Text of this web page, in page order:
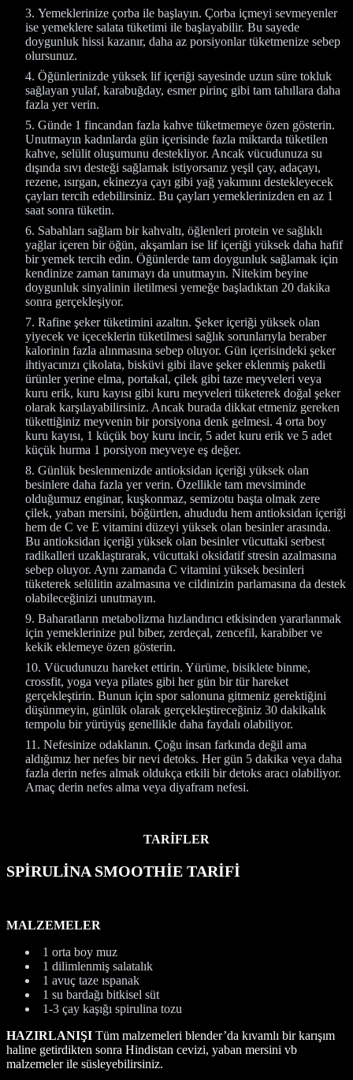
Yemeklerinize çorba ile başlayın. Çorba içmeyi sevmeyenler
ise yemeklere salata tüketimi ile başlayabilir. Bu sayede
doygunluk hissi kazanır, daha az porsiyonlar tüketmenize sebep
olursunuz.
Öğünlerinizde yüksek lif içeriği sayesinde uzun süre tokluk
sağlayan yulaf, karabuğday, esmer pirinç gibi tam tahıllara daha
fazla yer verin.
Günde 1 fincandan fazla kahve tüketmemeye özen gösterin.
Unutmayın kadınlarda gün içerisinde fazla miktarda tüketilen
kahve, selülit oluşumunu destekliyor. Ancak vücudunuza su
dışında sıvı desteği sağlamak istiyorsanız yeşil çay, adaçayı,
rezene, ısırgan, ekinezya çayı gibi yağ yakımını destekleyecek
çayları tercih edebilirsiniz. Bu çayları yemeklerinizden en az 1
saat sonra tüketin.
Sabahları sağlam bir kahvaltı, öğlenleri protein ve sağlıklı
yağlar içeren bir öğün, akşamları ise lif içeriği yüksek daha hafif
bir yemek tercih edin. Öğünlerde tam doygunluk sağlamak için
kendinize zaman tanımayı da unutmayın. Nitekim beyine
doygunluk sinyalinin iletilmesi yemeğe başladıktan 20 dakika
sonra gerçekleşiyor.
Rafine şeker tüketimini azaltın. Şeker içeriği yüksek olan
yiyecek ve içeceklerin tüketilmesi sağlık sorunlarıyla beraber
kalorinin fazla alınmasına sebep oluyor. Gün içerisindeki şeker
ihtiyacınızı çikolata, bisküvi gibi ilave şeker eklenmiş paketli
ürünler yerine elma, portakal, çilek gibi taze meyveleri veya
kuru erik, kuru kayısı gibi kuru meyveleri tüketerek doğal şeker
olarak karşılayabilirsiniz. Ancak burada dikkat etmeniz gereken
tükettiğiniz meyvenin bir porsiyona denk gelmesi. 4 orta boy
kuru kayısı, 1 küçük boy kuru incir, 5 adet kuru erik ve 5 adet
küçük hurma 1 porsiyon meyveye eş değer.
Günlük beslenmenizde antioksidan içeriği yüksek olan
besinlere daha fazla yer verin. Özellikle tam mevsiminde
olduğumuz enginar, kuşkonmaz, semizotu başta olmak zere
çilek, yaban mersini, böğürtlen, ahududu hem antioksidan içeriği
hem de C ve E vitamini düzeyi yüksek olan besinler arasında.
Bu antioksidan içeriği yüksek olan besinler vücuttaki serbest
radikalleri uzaklaştırarak, vücuttaki oksidatif stresin azalmasına
sebep oluyor. Aynı zamanda C vitamini yüksek besinleri
tüketerek selülitin azalmasına ve cildinizin parlamasına da destek
olabileceğinizi unutmayın.
Baharatların metabolizma hızlandırıcı etkisinden yararlanmak
için yemeklerinize pul biber, zerdeçal, zencefil, karabiber ve
kekik eklemeye özen gösterin.
Vücudunuzu hareket ettirin. Yürüme, bisiklete binme,
crossfit, yoga veya pilates gibi her gün bir tür hareket
gerçekleştirin. Bunun için spor salonuna gitmeniz gerektiğini
düşünmeyin, günlük olarak gerçekleştireceğiniz 30 dakikalık
tempolu bir yürüyüş genellikle daha faydalı olabiliyor.
Nefesinize odaklanın. Çoğu insan farkında değil ama
aldığımız her nefes bir nevi detoks. Her gün 5 dakika veya daha
fazla derin nefes almak oldukça etkili bir detoks aracı olabiliyor.
Amaç derin nefes alma veya diyafram nefesi.
TARİFLER
SPİRULİNA SMOOTHİE TARİFİ
MALZEMELER
1 orta boy muz
1 dilimlenmiş salatalık
1 avuç taze ıspanak
1 su bardağı bitkisel süt
1-3 çay kaşığı spirulina tozu
HAZIRLANIŞI Tüm malzemeleri blender’da kıvamlı bir karışım
haline getirdikten sonra Hindistan cevizi, yaban mersini vb
malzemeler ile süsleyebilirsiniz.